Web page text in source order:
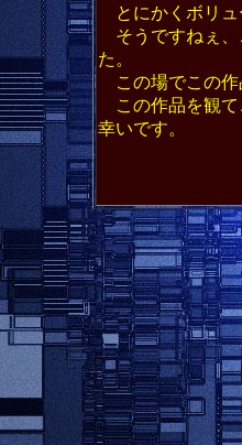
とにかくボリュ
そうですねぇ、
た。
この場でこの作
この作品を観て
幸いです。